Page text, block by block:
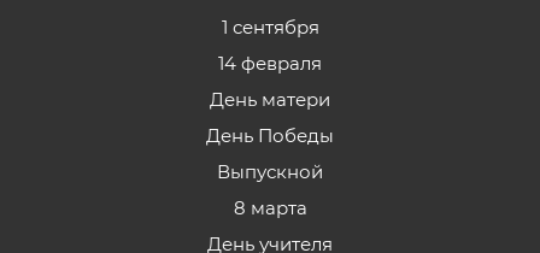
1 сентября
14 февраля
День матери
День Победы
Выпускной
8 марта
День учителя